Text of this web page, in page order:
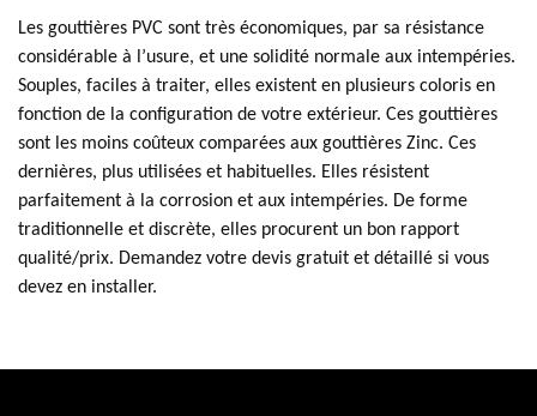
Les gouttières PVC sont très économiques, par sa résistance
considérable à l’usure, et une solidité normale aux intempéries.
Souples, faciles à traiter, elles existent en plusieurs coloris en
fonction de la configuration de votre extérieur. Ces gouttières
sont les moins coûteux comparées aux gouttières Zinc. Ces
dernières, plus utilisées et habituelles. Elles résistent
parfaitement à la corrosion et aux intempéries. De forme
traditionnelle et discrète, elles procurent un bon rapport
qualité/prix. Demandez votre devis gratuit et détaillé si vous
devez en installer.